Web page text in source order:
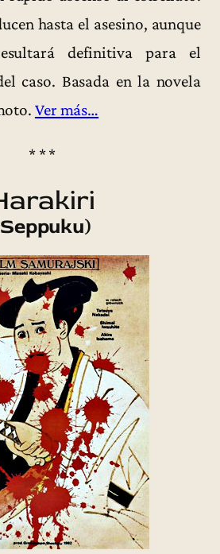
hasta el asesino, aunque
definitiva para el
caso. Basada en la novela
Ver más…
* * *